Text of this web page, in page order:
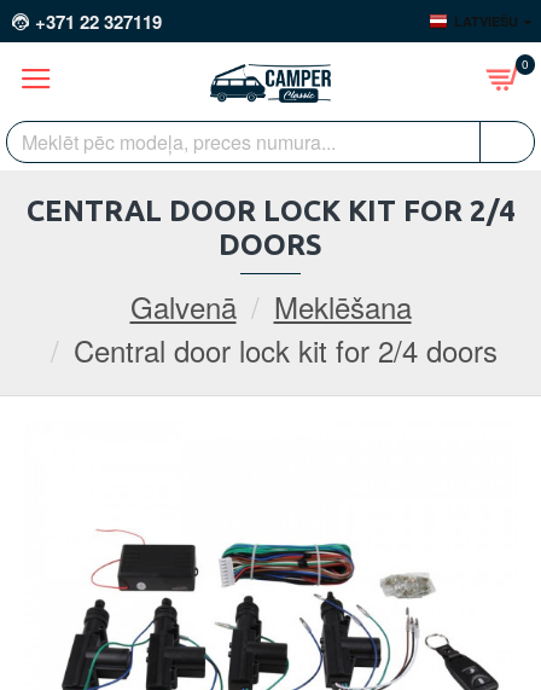
+371 22 327119 LATVIEŠU
0
Galvenā
Meklēšana
Central door lock kit for 2/4 doors
CENTRAL DOOR LOCK KIT FOR 2/4
DOORS